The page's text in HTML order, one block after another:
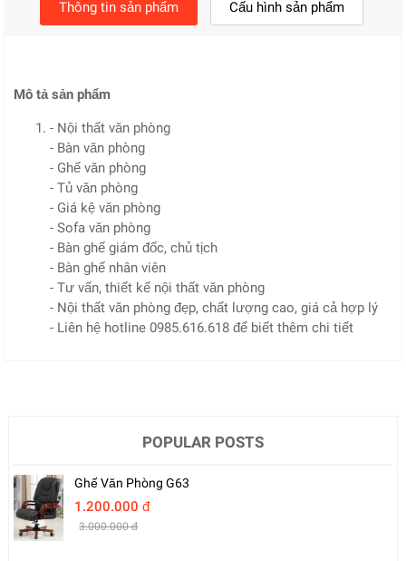
Thông tin sản phẩm Cấu hình sản phẩm
Mô tả sản phẩm
- Nội thất văn phòng
- Bàn văn phòng
- Ghế văn phòng
- Tủ văn phòng
- Giá kệ văn phòng
- Sofa văn phòng
- Bàn ghế giám đốc, chủ tịch
- Bàn ghế nhân viên
- Tư vấn, thiết kế nội thất văn phòng
- Nội thất văn phòng đẹp, chất lượng cao, giá cả hợp lý
- Liên hệ hotline 0985.616.618 để biết thêm chi tiết
POPULAR POSTS
Ghế Văn Phòng G63
1.200.000 đ
3.000.000 đ